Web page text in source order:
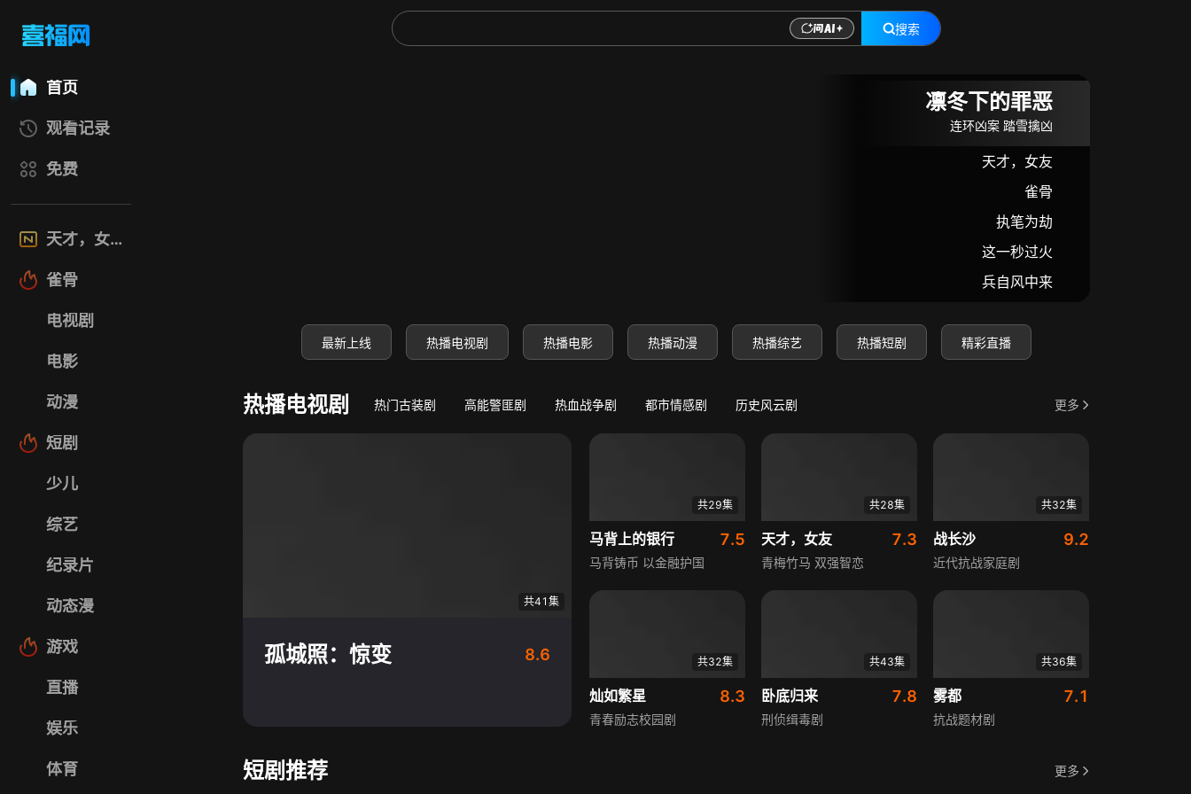
搜索
首页
观看记录
免费
天才，女友
雀骨
电视剧
电影
动漫
短剧
少儿
综艺
纪录片
动态漫
游戏
直播
娱乐
体育
凛冬下的罪恶
连环凶案 踏雪擒凶
天才，女友
雀骨
执笔为劫
这一秒过火
兵自风中来
最新上线 热播电视剧 热播电影 热播动漫 热播综艺 热播短剧 精彩直播
热播电视剧 热门古装剧 高能警匪剧 热血战争剧 都市情感剧 历史风云剧 更多
共41集
孤城照：惊变 8.6
共29集
马背上的银行 7.5
马背铸币 以金融护国
共28集
天才，女友 7.3
青梅竹马 双强智恋
共32集
战长沙 9.2
近代抗战家庭剧
共32集
灿如繁星 8.3
青春励志校园剧
共43集
卧底归来 7.8
刑侦缉毒剧
共36集
雾都 7.1
抗战题材剧
短剧推荐 更多